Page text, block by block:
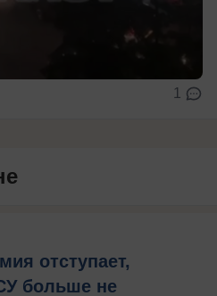
1
отступает,
больше не